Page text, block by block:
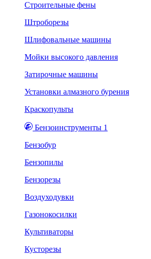
Строительные фены
Штроборезы
Шлифовальные машины
Мойки высокого давления
Затирочные машины
Установки алмазного бурения
Краскопульты
Бензоинструменты 1
Бензобур
Бензопилы
Бензорезы
Воздуходувки
Газонокосилки
Культиваторы
Кусторезы